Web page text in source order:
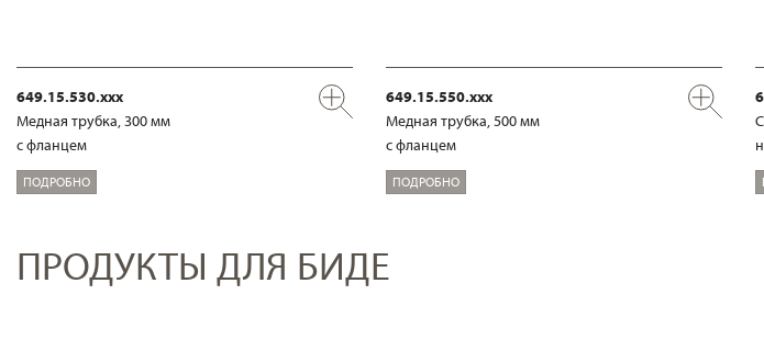
649.15.530.xxx
Медная трубка, 300 мм
с фланцем
ПОДРОБНО
649.15.550.xxx
Медная трубка, 500 мм
с фланцем
ПОДРОБНО
ПРОДУКТЫ ДЛЯ БИДЕ